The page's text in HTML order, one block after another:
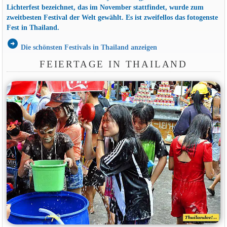
Lichterfest bezeichnet, das im November stattfindet, wurde zum
zweitbesten Festival der Welt gewählt. Es ist zweifellos das fotogenste
Fest in Thailand.
arrow_circle_right Die schönsten Festivals in Thailand anzeigen
FEIERTAGE IN THAILAND